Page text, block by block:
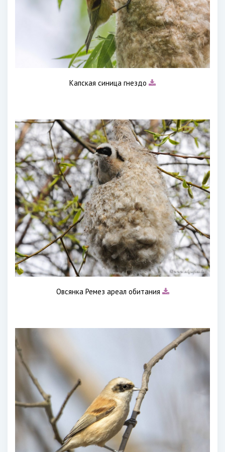
Капская синица гнездо
Овсянка Ремез ареал обитания